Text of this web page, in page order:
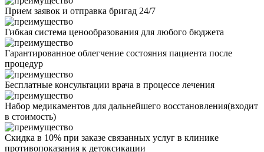
Прием заявок и отправка бригад 24/7
Гибкая система ценообразования для любого бюджета
Гарантированное облегчение состояния пациента после
процедур
Бесплатные консультации врача в процессе лечения
Набор медикаментов для дальнейшего восстановления(входит
в стоимость)
Скидка в 10% при заказе связанных услуг в клинике
противопоказания к детоксикации